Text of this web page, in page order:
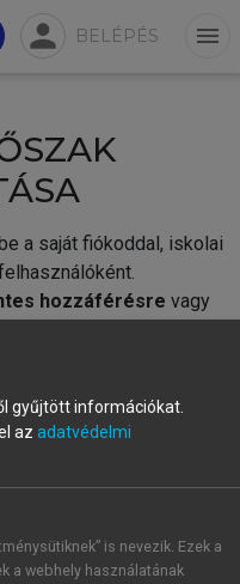
person BELÉPÉS menu
a saját fiókoddal, iskolai
hozzáférésre vagy
új fiókot.
automatikusan
gyűjtött információkat.
az adatvédelmi
is nevezik. Ezek a
a webhely használatának